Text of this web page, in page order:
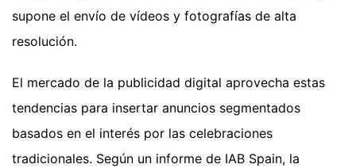
supone el envío de vídeos y fotografías de alta
resolución.
El mercado de la publicidad digital aprovecha estas
tendencias para insertar anuncios segmentados
basados en el interés por las celebraciones
tradicionales. Según un informe de IAB Spain, la